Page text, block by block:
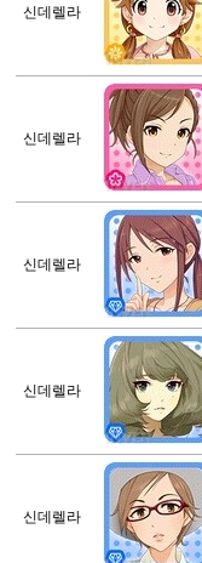
신데렐라
신데렐라
신데렐라
신데렐라
신데렐라